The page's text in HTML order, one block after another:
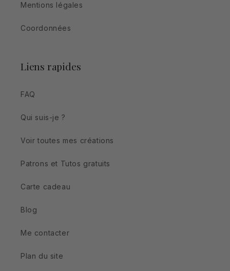
Mentions légales
Coordonnées
Liens rapides
FAQ
Qui suis-je ?
Voir toutes mes créations
Patrons et Tutos gratuits
Carte cadeau
Blog
Me contacter
Plan du site